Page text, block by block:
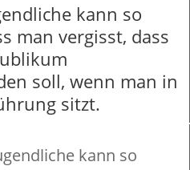
kann so
man vergisst, dass
soll, wenn man in
sitzt.
kann so